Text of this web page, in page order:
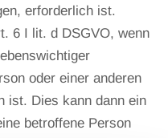
erforderlich ist.
6 I lit. d DSGVO, wenn
oder einer anderen
ist. Dies kann dann ein
betroffene Person